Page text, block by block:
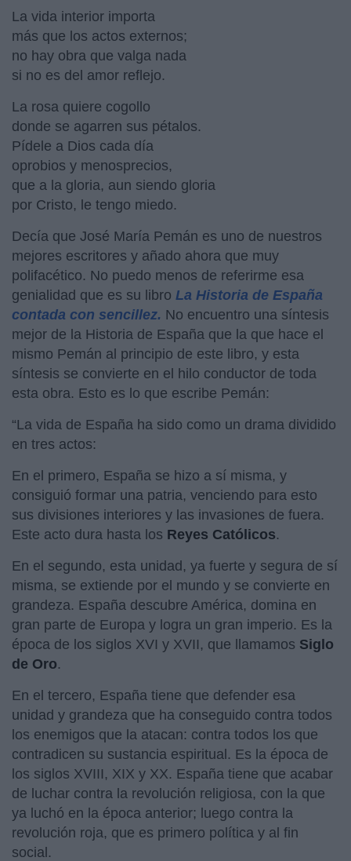
La vida interior importa
más que los actos externos;
no hay obra que valga nada
si no es del amor reflejo.
La rosa quiere cogollo
donde se agarren sus pétalos.
Pídele a Dios cada día
oprobios y menosprecios,
que a la gloria, aun siendo gloria
por Cristo, le tengo miedo.
Decía que José María Pemán es uno de nuestros
mejores escritores y añado ahora que muy
polifacético. No puedo menos de referirme esa
genialidad que es su libro La Historia de España
contada con sencillez. No encuentro una síntesis
mejor de la Historia de España que la que hace el
mismo Pemán al principio de este libro, y esta
síntesis se convierte en el hilo conductor de toda
esta obra. Esto es lo que escribe Pemán:
“La vida de España ha sido como un drama dividido
en tres actos:
En el primero, España se hizo a sí misma, y
consiguió formar una patria, venciendo para esto
sus divisiones interiores y las invasiones de fuera.
Este acto dura hasta los Reyes Católicos.
En el segundo, esta unidad, ya fuerte y segura de sí
misma, se extiende por el mundo y se convierte en
grandeza. España descubre América, domina en
gran parte de Europa y logra un gran imperio. Es la
época de los siglos XVI y XVII, que llamamos Siglo
de Oro.
En el tercero, España tiene que defender esa
unidad y grandeza que ha conseguido contra todos
los enemigos que la atacan: contra todos los que
contradicen su sustancia espiritual. Es la época de
los siglos XVIII, XIX y XX. España tiene que acabar
de luchar contra la revolución religiosa, con la que
ya luchó en la época anterior; luego contra la
revolución roja, que es primero política y al fin
social.